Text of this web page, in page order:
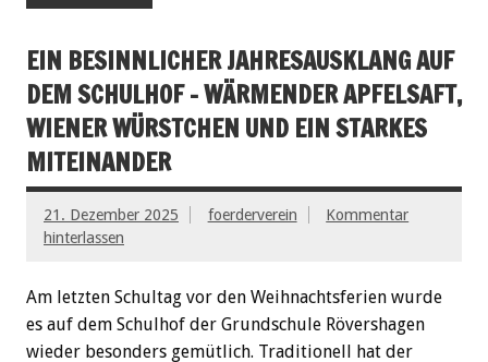
EIN BESINNLICHER JAHRESAUSKLANG AUF
DEM SCHULHOF – WÄRMENDER APFELSAFT,
WIENER WÜRSTCHEN UND EIN STARKES
MITEINANDER
21. Dezember 2025 foerderverein
Kommentar
hinterlassen
Am letzten Schultag vor den Weihnachtsferien wurde
es auf dem Schulhof der Grundschule Rövershagen
wieder besonders gemütlich. Traditionell hat der